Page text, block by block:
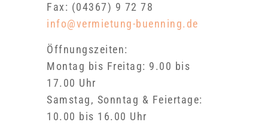
Fax: (04367) 9 72 78
info@vermietung-buenning.de
Öffnungszeiten:
Montag bis Freitag: 9.00 bis
17.00 Uhr
Samstag, Sonntag & Feiertage:
10.00 bis 16.00 Uhr